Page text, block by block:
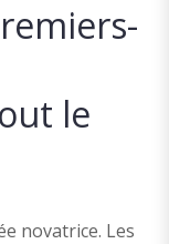
le
novatrice. Les